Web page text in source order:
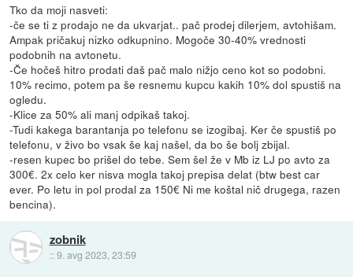
Tko da moji nasveti:
-če se ti z prodajo ne da ukvarjat.. pač prodej dilerjem, avtohišam.
Ampak pričakuj nizko odkupnino. Mogoče 30-40% vrednosti
podobnih na avtonetu.
-Če hočeš hitro prodati daš pač malo nižjo ceno kot so podobni.
10% recimo, potem pa še resnemu kupcu kakih 10% dol spustiš na
ogledu.
-Klice za 50% ali manj odpikaš takoj.
-Tudi kakega barantanja po telefonu se izogibaj. Ker če spustiš po
telefonu, v živo bo vsak še kaj našel, da bo še bolj zbijal.
-resen kupec bo prišel do tebe. Sem šel že v Mb iz LJ po avto za
300€. 2x celo ker nisva mogla takoj prepisa delat (btw best car
ever. Po letu in pol prodal za 150€ Ni me koštal nič drugega, razen
bencina).
zobnik
::9. avg 2023, 23:59